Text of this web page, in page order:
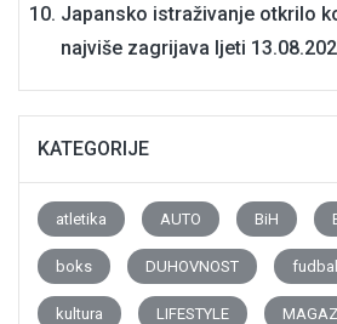
Japansko istraživanje otkrilo
najviše zagrijava ljeti
KATEGORIJE
atletika AUTO BiH
boks DUHOVNOST fudbal
kultura LIFESTYLE